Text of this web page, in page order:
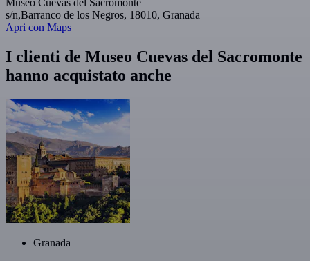
Museo Cuevas del Sacromonte
s/n,Barranco de los Negros, 18010, Granada
Apri con Maps
I clienti de Museo Cuevas del Sacromonte
hanno acquistato anche
Granada